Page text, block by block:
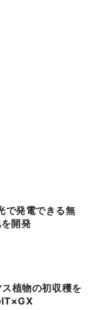
開発
植物の初収穫を
IT×GX